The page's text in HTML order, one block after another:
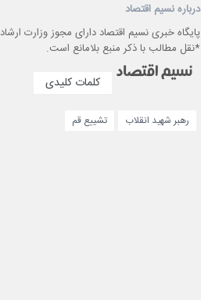
درباره نسیم اقتصاد
پایگاه خبری نسیم اقتصاد دارای مجوز وزارت ارشاد
*نقل مطالب با ذکر منبع بلامانع است.
کلمات کلیدی
رهبر شهید انقلاب تشییع قم